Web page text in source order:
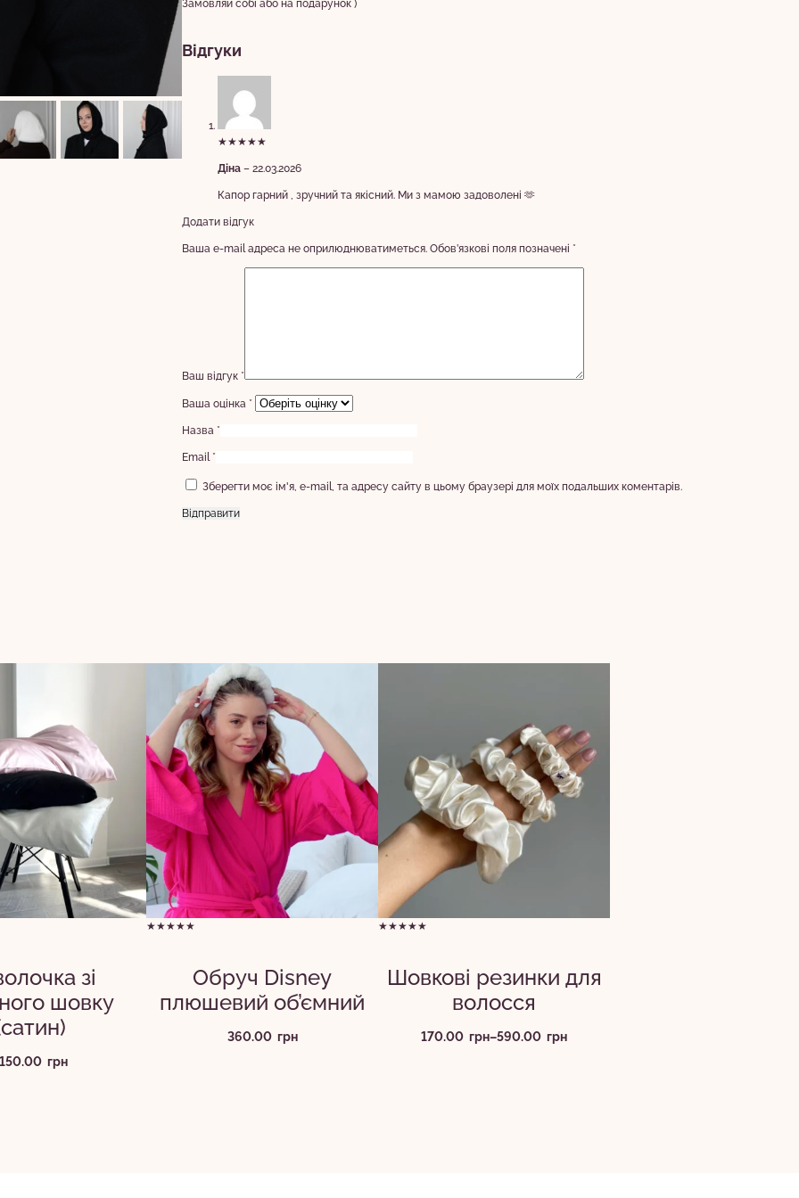
Замовляй собі або на подарунок )
Відгуки
★★★★★
Діна – 22.03.2026
Капор гарний , зручний та якісний. Ми з мамою задоволені 🫶
Додати відгук
Ваша e-mail адреса не оприлюднюватиметься. Обов’язкові поля позначені *
Ваш відгук *
Ваша оцінка *
Назва *
Email *
Зберегти моє ім'я, e-mail, та адресу сайту в цьому браузері для моїх подальших коментарів.
зі
шовку
грн
★★★★★
Обруч Disney
плюшевий об’ємний
360.00 грн
★★★★★
Шовкові резинки для
волосся
170.00 грн–590.00 грн
Діапазон